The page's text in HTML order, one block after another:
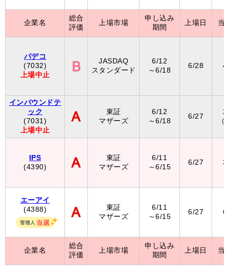
企業名
パデコ
(7032)
上場中止
インバウンドテ
ック
(7031)
上場中止
IPS
(4390)
エーアイ
(4388)
企業名
総合
評価
上場市場
申し込み
期間
上場日 当
JASDAQ
スタンダード
6/12
～6/18
6/28
東証
マザーズ
6/12
～6/18
6/27
（
東証
マザーズ
6/11
～6/15
6/27
東証
マザーズ
6/11
～6/15
6/27
総合
評価
上場市場
申し込み
期間
上場日 当